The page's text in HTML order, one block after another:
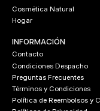
Cosmética Natural
Hogar
INFORMACIÓN
Contacto
Condiciones Despacho
Preguntas Frecuentes
Términos y Condiciones
Política de Reembolsos y